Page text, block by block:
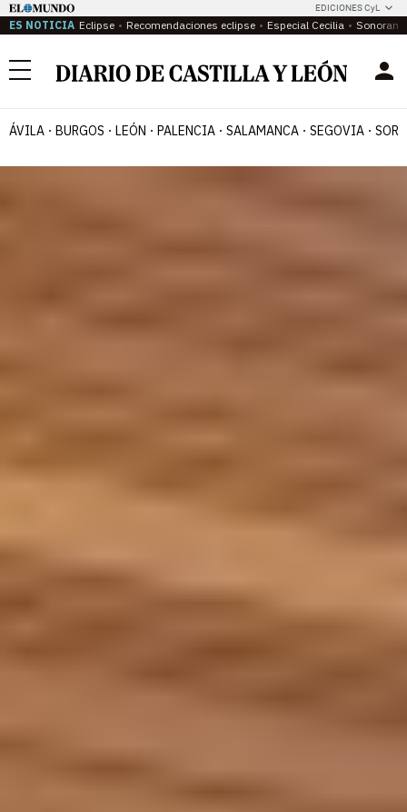
EDICIONES CyL
ES NOTICIA Eclipse Recomendaciones eclipse Especial Cecilia
Menú
ÁVILA BURGOS LEÓN PALENCIA SALAMANCA SEGOVIA